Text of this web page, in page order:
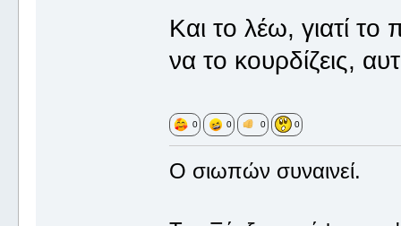
Και το λέω, γιατί
να το κουρδίζεις,
0 0 0 0
Ο σιωπών συναινεί.